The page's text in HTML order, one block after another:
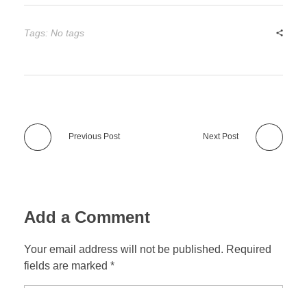
Tags: No tags
Previous Post Next Post
Add a Comment
Your email address will not be published. Required
fields are marked *